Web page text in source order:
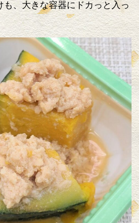
も、大きな容器にドカっと入っ